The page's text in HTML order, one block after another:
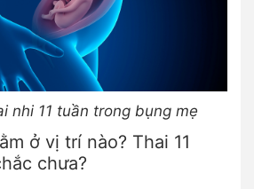
nhi 11 tuần trong bụng mẹ
ở vị trí nào? Thai 11
chưa?